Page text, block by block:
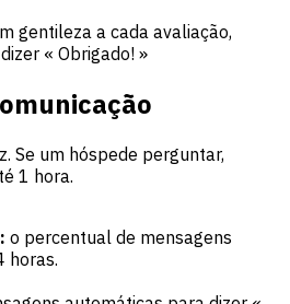
gentileza a cada avaliação,
« Obrigado! »
Se um hóspede perguntar,
1 hora.
o percentual de mensagens
horas.